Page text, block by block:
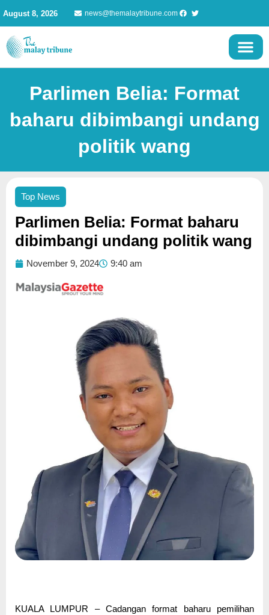
content
August 8, 2026 news@themalaytribune.com
Parlimen Belia: Format
baharu dibimbangi undang
politik wang
Top News
Parlimen Belia: Format baharu
dibimbangi undang politik wang
November 9, 2024 9:40 am
KUALA LUMPUR – Cadangan format baharu pemilihan